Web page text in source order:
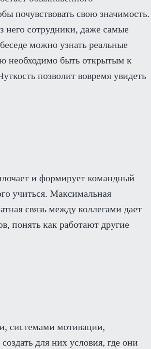
почувствовать свою значимость.
него сотрудники, даже самые
можно узнать реальные
необходимо быть открытым к
позволит вовремя увидеть
и формирует командный
учиться. Максимальная
связь между коллегами дает
понять как работают другие
системами мотивации,
для них условия, где они